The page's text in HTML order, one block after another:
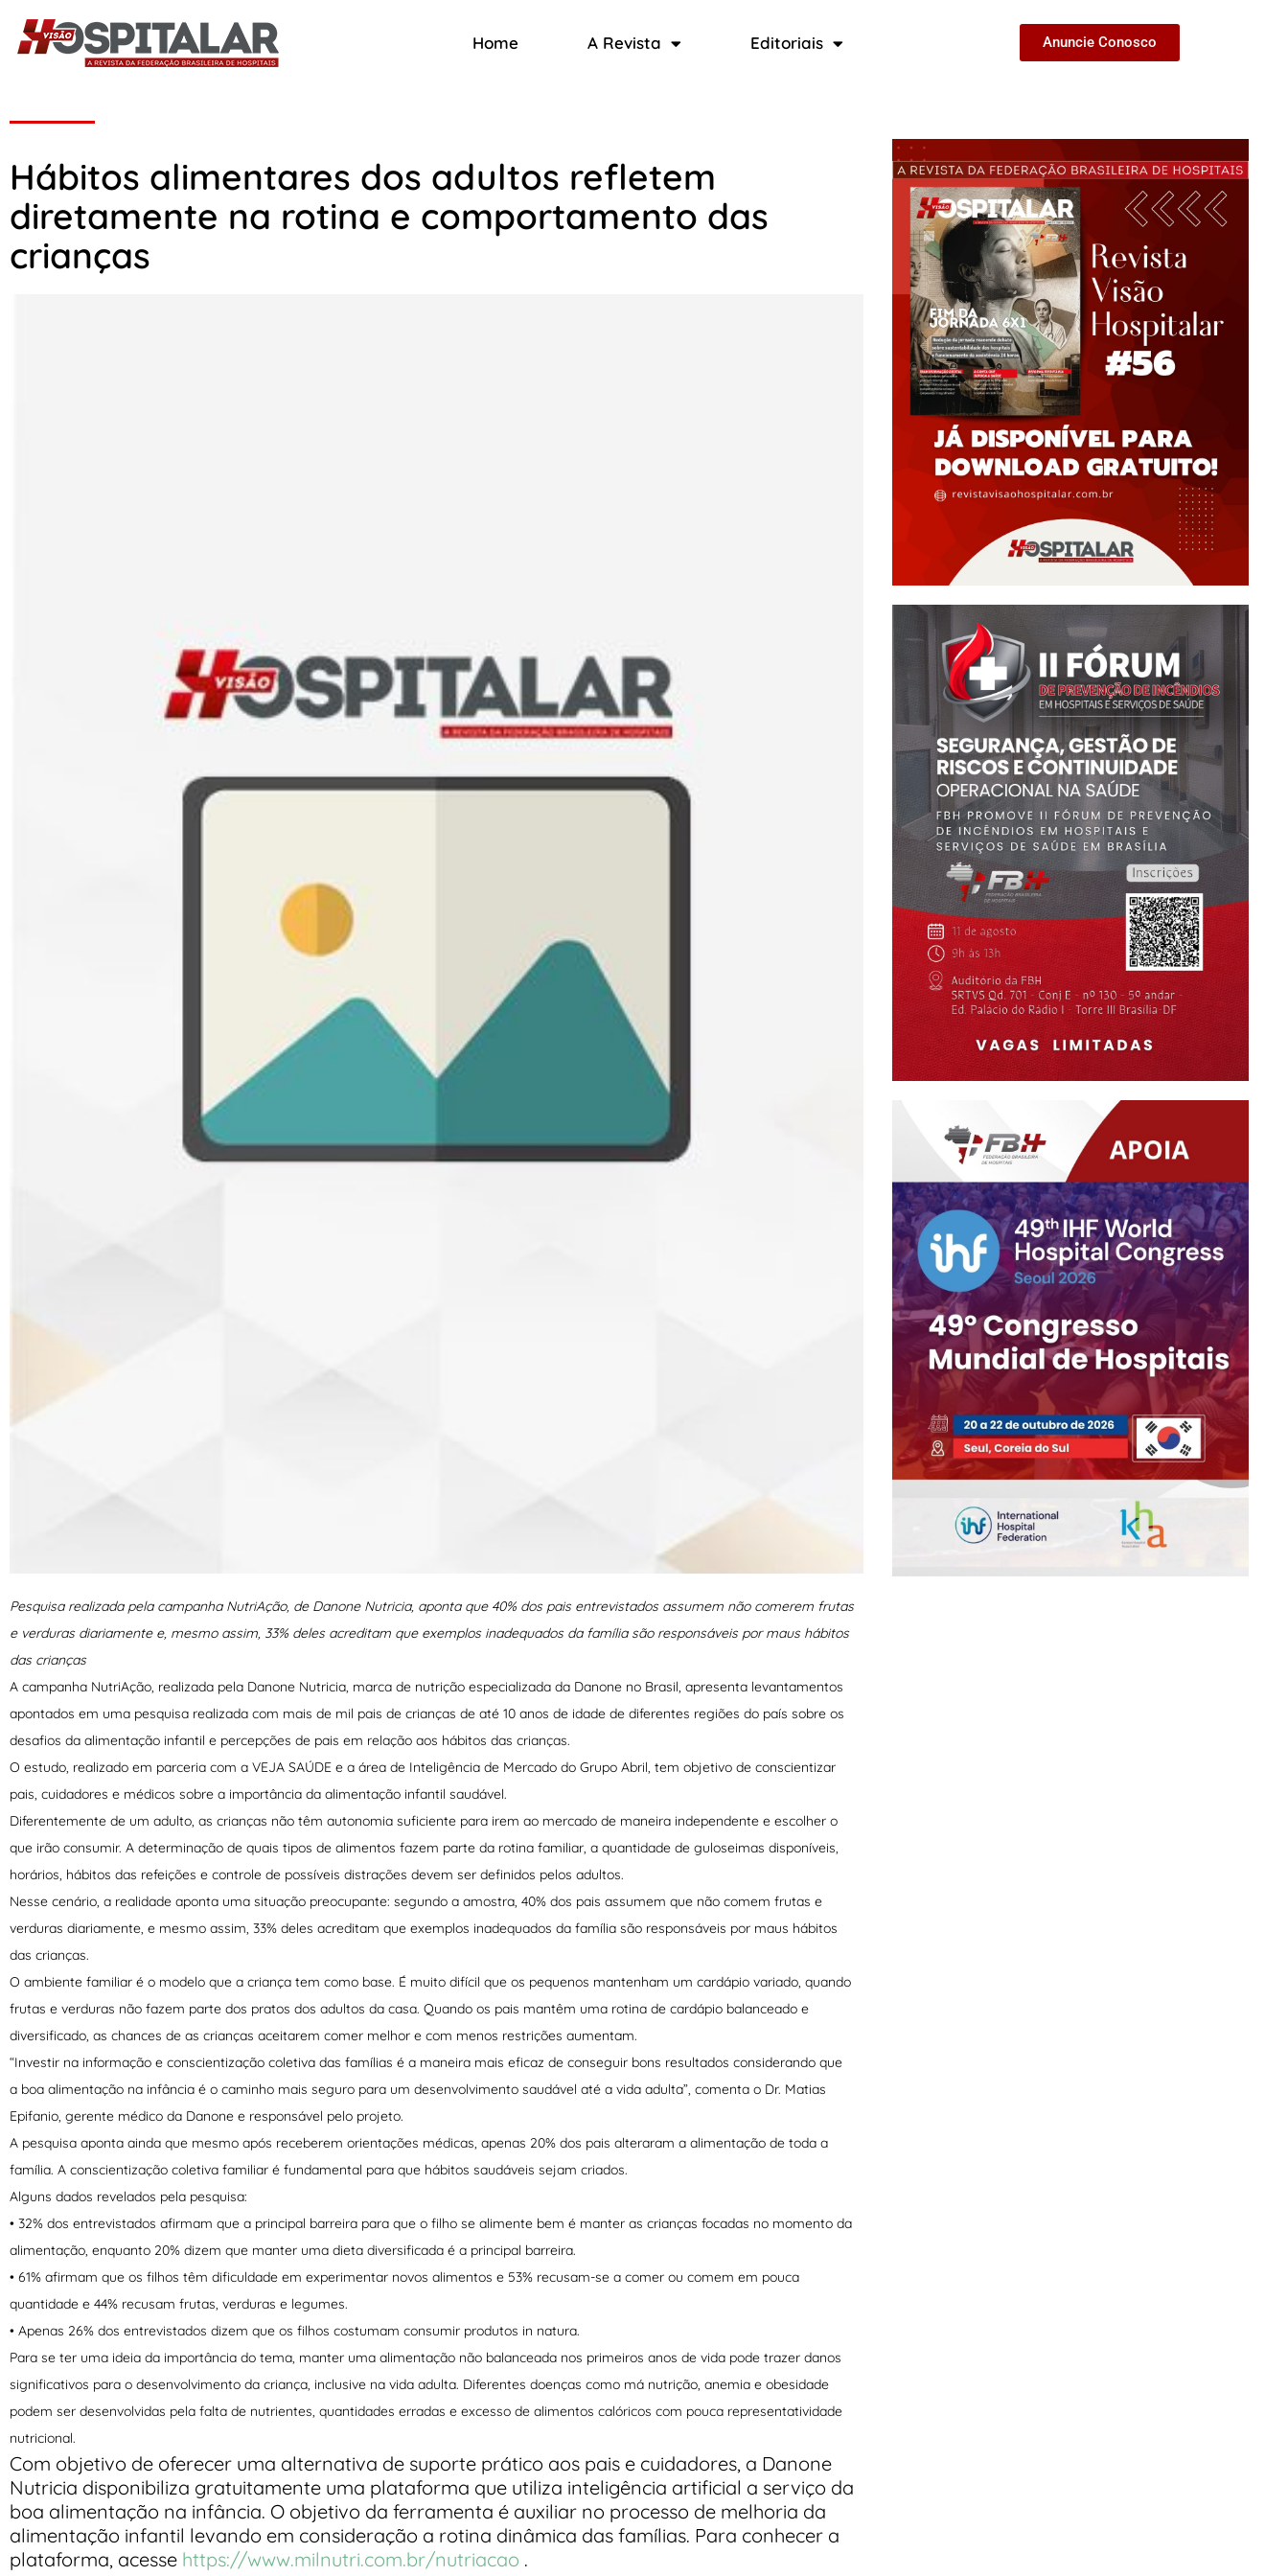
Home A Revista Editoriais Anuncie Conosco
Hábitos alimentares dos adultos refletem
diretamente na rotina e comportamento das
crianças
Pesquisa realizada pela campanha NutriAção, de Danone Nutricia, aponta que 40% dos pais entrevistados assumem não comerem frutas
e verduras diariamente e, mesmo assim, 33% deles acreditam que exemplos inadequados da família são responsáveis por maus hábitos
das crianças
A campanha NutriAção, realizada pela Danone Nutricia, marca de nutrição especializada da Danone no Brasil, apresenta levantamentos
apontados em uma pesquisa realizada com mais de mil pais de crianças de até 10 anos de idade de diferentes regiões do país sobre os
desafios da alimentação infantil e percepções de pais em relação aos hábitos das crianças.
O estudo, realizado em parceria com a VEJA SAÚDE e a área de Inteligência de Mercado do Grupo Abril, tem objetivo de conscientizar
pais, cuidadores e médicos sobre a importância da alimentação infantil saudável.
Diferentemente de um adulto, as crianças não têm autonomia suficiente para irem ao mercado de maneira independente e escolher o
que irão consumir. A determinação de quais tipos de alimentos fazem parte da rotina familiar, a quantidade de guloseimas disponíveis,
horários, hábitos das refeições e controle de possíveis distrações devem ser definidos pelos adultos.
Nesse cenário, a realidade aponta uma situação preocupante: segundo a amostra, 40% dos pais assumem que não comem frutas e
verduras diariamente, e mesmo assim, 33% deles acreditam que exemplos inadequados da família são responsáveis por maus hábitos
das crianças.
O ambiente familiar é o modelo que a criança tem como base. É muito difícil que os pequenos mantenham um cardápio variado, quando
frutas e verduras não fazem parte dos pratos dos adultos da casa. Quando os pais mantêm uma rotina de cardápio balanceado e
diversificado, as chances de as crianças aceitarem comer melhor e com menos restrições aumentam.
“Investir na informação e conscientização coletiva das famílias é a maneira mais eficaz de conseguir bons resultados considerando que
a boa alimentação na infância é o caminho mais seguro para um desenvolvimento saudável até a vida adulta”, comenta o Dr. Matias
Epifanio, gerente médico da Danone e responsável pelo projeto.
A pesquisa aponta ainda que mesmo após receberem orientações médicas, apenas 20% dos pais alteraram a alimentação de toda a
família. A conscientização coletiva familiar é fundamental para que hábitos saudáveis sejam criados.
Alguns dados revelados pela pesquisa:
• 32% dos entrevistados afirmam que a principal barreira para que o filho se alimente bem é manter as crianças focadas no momento da
alimentação, enquanto 20% dizem que manter uma dieta diversificada é a principal barreira.
• 61% afirmam que os filhos têm dificuldade em experimentar novos alimentos e 53% recusam-se a comer ou comem em pouca
quantidade e 44% recusam frutas, verduras e legumes.
• Apenas 26% dos entrevistados dizem que os filhos costumam consumir produtos in natura.
Para se ter uma ideia da importância do tema, manter uma alimentação não balanceada nos primeiros anos de vida pode trazer danos
significativos para o desenvolvimento da criança, inclusive na vida adulta. Diferentes doenças como má nutrição, anemia e obesidade
podem ser desenvolvidas pela falta de nutrientes, quantidades erradas e excesso de alimentos calóricos com pouca representatividade
nutricional.
Com objetivo de oferecer uma alternativa de suporte prático aos pais e cuidadores, a Danone
Nutricia disponibiliza gratuitamente uma plataforma que utiliza inteligência artificial a serviço da
boa alimentação na infância. O objetivo da ferramenta é auxiliar no processo de melhoria da
alimentação infantil levando em consideração a rotina dinâmica das famílias. Para conhecer a
plataforma, acesse https://www.milnutri.com.br/nutriacao .